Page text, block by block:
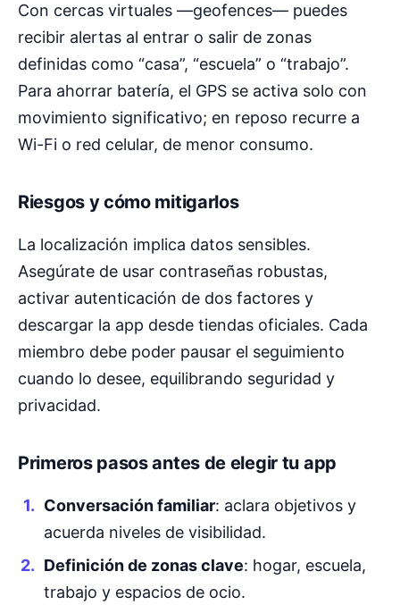
Con cercas virtuales —geofences— puedes
recibir alertas al entrar o salir de zonas
definidas como “casa”, “escuela” o “trabajo”.
Para ahorrar batería, el GPS se activa solo con
movimiento significativo; en reposo recurre a
Wi-Fi o red celular, de menor consumo.
Riesgos y cómo mitigarlos
La localización implica datos sensibles.
Asegúrate de usar contraseñas robustas,
activar autenticación de dos factores y
descargar la app desde tiendas oficiales. Cada
miembro debe poder pausar el seguimiento
cuando lo desee, equilibrando seguridad y
privacidad.
Primeros pasos antes de elegir tu app
Conversación familiar: aclara objetivos y
acuerda niveles de visibilidad.
Definición de zonas clave: hogar, escuela,
trabajo y espacios de ocio.